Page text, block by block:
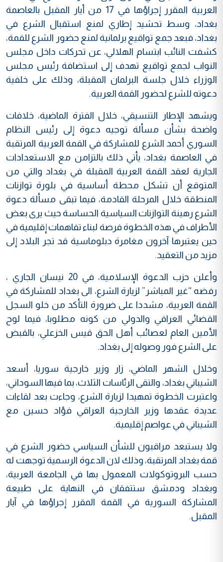
العربية المقرر إجراؤها في 17 من أيار المقبل بالعاصمة
بغداد، وسط تحشيد إطاري لمنع استقبال الشرع في
بغداد، فبعد جمع تواقيع برلمانية لمنع حضور الشرع للقمة،
كشفت النائب ابتسام الهلالي، عن تحركات داخل مجلس
النواب لجمع تواقيع تهدف إلى استضافة رئيس مجلس
الوزراء خلال جلسة البرلمان المقبلة، وذلك على خلفية
دعوته للشرع لحضور القمة العربية.
ويشهد الإطار التنسيقي، خلال الفترة الماضية، خلافات
واضحة بشأن مسألة توجيه دعوة إلى رئيس النظام
السوري أحمد الشرع للمشاركة في القمة العربية المرتقبة
في العاصمة بغداد، يأتي ذلك بالتزامن مع الاستعدادات
الجارية لعقد القمة العربية المقبلة في بغداد والتي من
المتوقع أن تشكل محطة أساسية في بلورة توازنات
المنطقة خلال المرحلة القادمة، فيما تبقى مسألة دعوة
الشرع رهينة التوازنات السياسية الحساسة حيث يرى بعض
الأطراف في هذه الخطوة فرصة لبناء تفاهمات إقليمية في
حين يعتبرها آخرون مغامرة دبلوماسية قد تجر البلاد إلى
مزيد من التعقيد.
وأعلن حزب الدعوة الإسلامية، في 20 نيسان الجاري ،
رفضه “غير المباشر” لزيارة الشرع، الى بغداد للمشاركة في
القمة العربية، مشددا على ضرورة التأكد من خلو السجل
القضائي العراقي والدولي من كونه مطلوبا، فيما لوح
الأمين العام لعصائب أهل الحق قيس الخزعلي، بالقبض
على الشرع فور وصوله إلى بغداد.
وخلال الشهر الماضي، زار وزير خارجية سوريا، أسعد
الشيباني بغداد، والتقى الرئاسات الثلاث، بما فيها السوداني،
واعتبرت الخطوة تمهيدا لزيارة الشرع، وجاءت بعد لقاءات
عديدة عقدها وزير الخارجية العراقي فؤاد حسين مع
الشيباني في عواصم إقليمية.
ولا يستبعد مراقبون للشأن السياسي حضور الشرع في
قمة بغداد المرتقبة، وذلك لان الدعوة الرسمية توجهت له
حسب البروتوكولات المعمول بها في الجامعة العربية،
وبغداد ودمشق ستتفقان في النهاية على طبيعة
المشاركة السورية في القمة المقرر إجراؤها في آيار
المقبل.